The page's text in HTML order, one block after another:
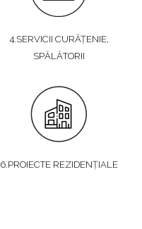
4.SERVICII CURĂȚENIE,
SPĂLĂTORII
6.PROIECTE REZIDENȚIALE